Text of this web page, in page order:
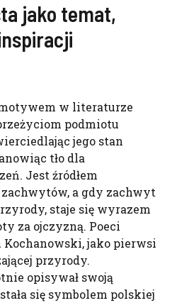
jako temat,
w literaturze
podmiotu
jego stan
tło dla
Jest źródłem
a gdy zachwyt
staje się wyrazem
za ojczyzną. Poeci
Kochanowski, jako pierwsi
przyrody.
opisywał swoją
się symbolem polskiej